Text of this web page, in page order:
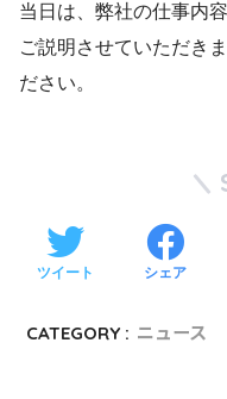
当日は、弊社の仕事内
ご説明させていただき
ださい。
ツイート シェア
CATEGORY : ニュース